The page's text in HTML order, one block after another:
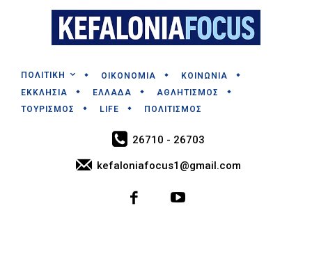
ΠΟΛΙΤΙΚΗ ΟΙΚΟΝΟΜΙΑ
ΚΟΙΝΩΝΙΑ
ΕΚΚΛΗΣΙΑ
ΕΛΛΑΔΑ
ΑΘΛΗΤΙΣΜΟΣ
ΤΟΥΡΙΣΜΟΣ
LIFE ΠΟΛΙΤΙΣΜΟΣ
26710 - 26703
kefaloniafocus1@gmail.com